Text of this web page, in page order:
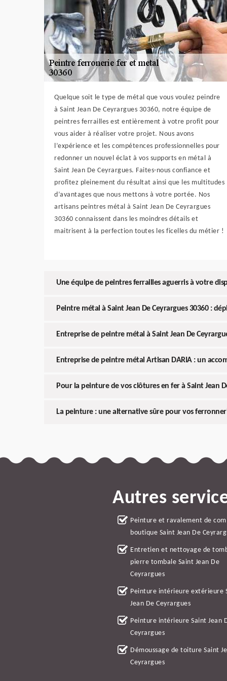
Quelque soit le type de métal que vous voulez peindre
à Saint Jean De Ceyrargues 30360, notre équipe de
peintres ferrailles est entièrement à votre profit pour
vous aider à réaliser votre projet. Nous avons
l’expérience et les compétences professionnelles pour
redonner un nouvel éclat à vos supports en métal à
Saint Jean De Ceyrargues. Faites-nous confiance et
profitez pleinement du résultat ainsi que les multitudes
d’avantages que nous mettons à votre portée. Nos
artisans peintres métal à Saint Jean De Ceyrargues
30360 connaissent dans les moindres détails et
maitrisent à la perfection toutes les ficelles du métier !
Une équipe de peintres ferrailles aguerris à votre
Peintre métal à Saint Jean De Ceyrargues 30360 :
Entreprise de peintre métal à Saint Jean De
Entreprise de peintre métal Artisan DARIA : un
Pour la peinture de vos clôtures en fer à Saint Jean
La peinture : une alternative sûre pour vos
Autres
Peinture et ravalement de
boutique Saint Jean De
Entretien et nettoyage de
pierre tombale Saint Jean De
Ceyrargues
Peinture intérieure extérieure
Jean De Ceyrargues
Peinture intérieure Saint Jean
Ceyrargues
Démoussage de toiture Saint
Ceyrargues